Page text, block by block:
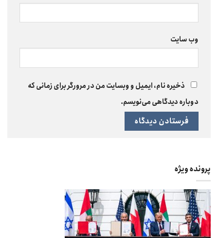
وب‌ سایت
ذخیره نام، ایمیل و وبسایت من در مرورگر برای زمانی که
دوباره دیدگاهی می‌نویسم.
پرونده ویژه